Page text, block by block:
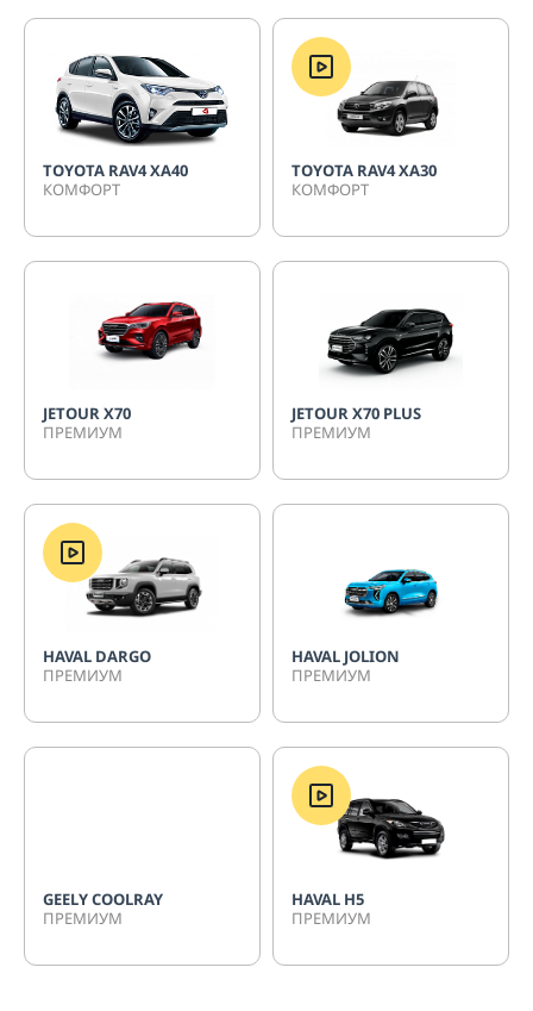
TOYOTA RAV4 XA40
КОМФОРТ
TOYOTA RAV4 XA30
КОМФОРТ
JETOUR Х70
ПРЕМИУМ
JETOUR X70 PLUS
ПРЕМИУМ
HAVAL DARGO
ПРЕМИУМ
HAVAL JOLION
ПРЕМИУМ
GEELY COOLRAY
ПРЕМИУМ
HAVAL H5
ПРЕМИУМ